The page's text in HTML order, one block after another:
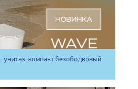
компакт безободковый